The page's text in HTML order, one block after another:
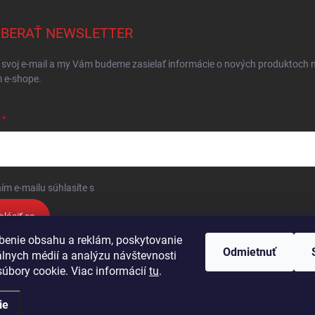
obsahu a reklám, poskytovanie
médií a analýzu návštevnosti
cookie. Viac informácií tu.
Odmietnuť
NEWSLETTER
e-mail a my Vám budeme zasielať informácie o nových produktoch
e-shope.
e-mailu súhlasíte s
sa
Podmienky ochrany osobných údajov Kontakty Obchodné podmienky
Upraviť nastavenie cookies